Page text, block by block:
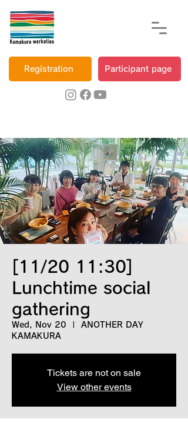
Registration Participant page
[11/20 11:30]
Lunchtime social
gathering
Wed, Nov 20
ANOTHER DAY
KAMAKURA
Tickets are not on sale
View other events